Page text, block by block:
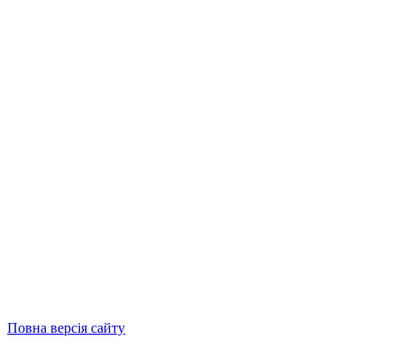
Повна версія сайту